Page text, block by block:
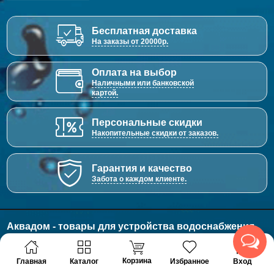
Главная Каталог Корзина Избранное Вход
Бесплатная доставка
На заказы от 20000р.
Оплата на выбор
Наличными или банковской
картой.
Персональные скидки
Накопительные скидки от заказов.
Гарантия и качество
Забота о каждом клиенте.
Аквадом - товары для устройства водоснабжения,
отопления и канализации.
© 2011 - 2026 Все права защищены